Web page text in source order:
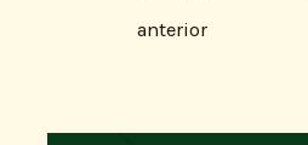
anterior